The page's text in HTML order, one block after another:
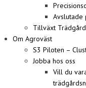
Avslutade
Tillväxt
Om Agroväst
S3 Piloten –
Jobba hos oss
Vill du